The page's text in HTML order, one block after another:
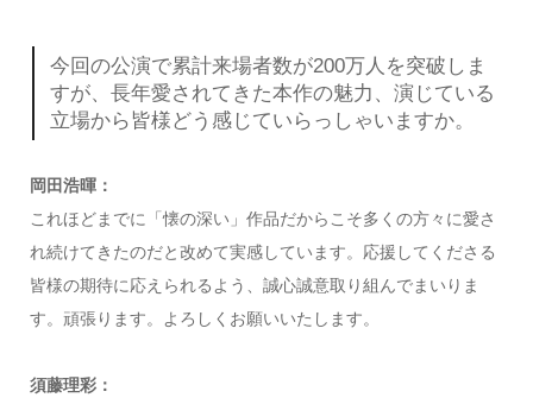
今回の公演で累計来場者数が200万人を突破しま
すが、長年愛されてきた本作の魅力、演じている
立場から皆様どう感じていらっしゃいますか。
岡田浩暉：
これほどまでに「懐の深い」作品だからこそ多くの方々に愛さ
れ続けてきたのだと改めて実感しています。応援してくださる
皆様の期待に応えられるよう、誠心誠意取り組んでまいりま
す。頑張ります。よろしくお願いいたします。
須藤理彩：